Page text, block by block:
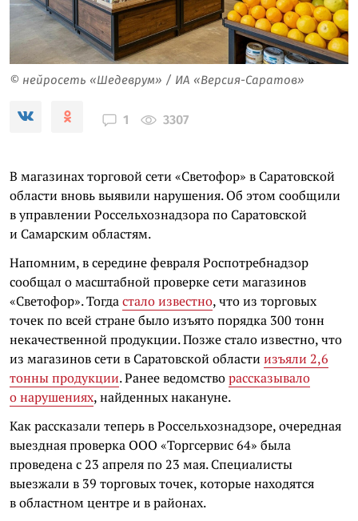
© нейросеть «Шедеврум» / ИА «Версия-Саратов»
1 3307
В магазинах торговой сети «Светофор» в Саратовской
области вновь выявили нарушения. Об этом сообщили
в управлении Россельхознадзора по Саратовской
и Самарским областям.
Напомним, в середине февраля Роспотребнадзор
сообщал о масштабной проверке сети магазинов
«Светофор». Тогдастало известно, что из торговых
точек по всей стране было изъято порядка 300 тонн
некачественной продукции. Позже стало известно, что
из магазинов сети в Саратовской области изъяли 2,6
тонны продукции. Ранее ведомстворассказывало
о нарушениях, найденных накануне.
Как рассказали теперь в Россельхознадзоре, очередная
выездная проверка ООО «Торгсервис 64» была
проведена с 23 апреля по 23 мая. Специалисты
выезжали в 39 торговых точек, которые находятся
в областном центре и в районах.